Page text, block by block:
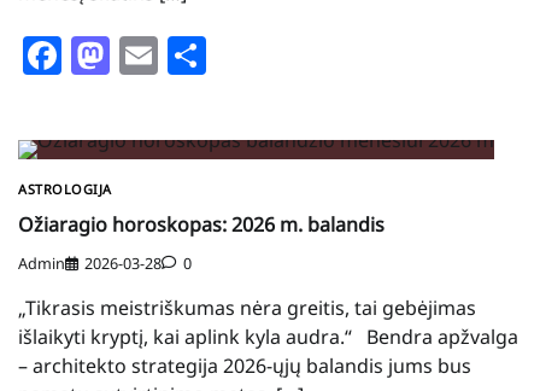
Facebook
Mastodon
Email
ASTROLOGIJA
Ožiaragio horoskopas: 2026 m. balandis
Admin 2026-03-28 0
„Tikrasis meistriškumas nėra greitis, tai gebėjimas
išlaikyti kryptį, kai aplink kyla audra.“ Bendra apžvalga
– architekto strategija 2026-ųjų balandis jums bus